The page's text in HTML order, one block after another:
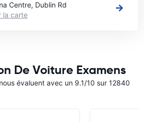
Centre, Dublin Rd
la carte
De Voiture Examens
évaluent avec un 9.1/10 sur 12840